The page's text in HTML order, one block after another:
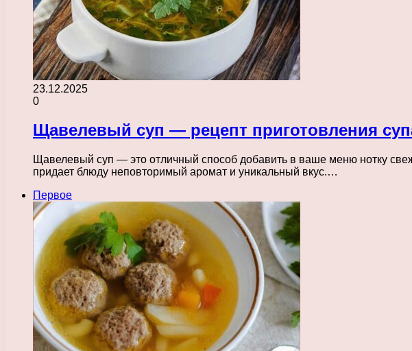
23.12.2025
0
Щавелевый суп — рецепт приготовления
Щавелевый суп — это отличный способ добавить в ваше меню нотку
придает блюду неповторимый аромат и уникальный вкус.…
Первое